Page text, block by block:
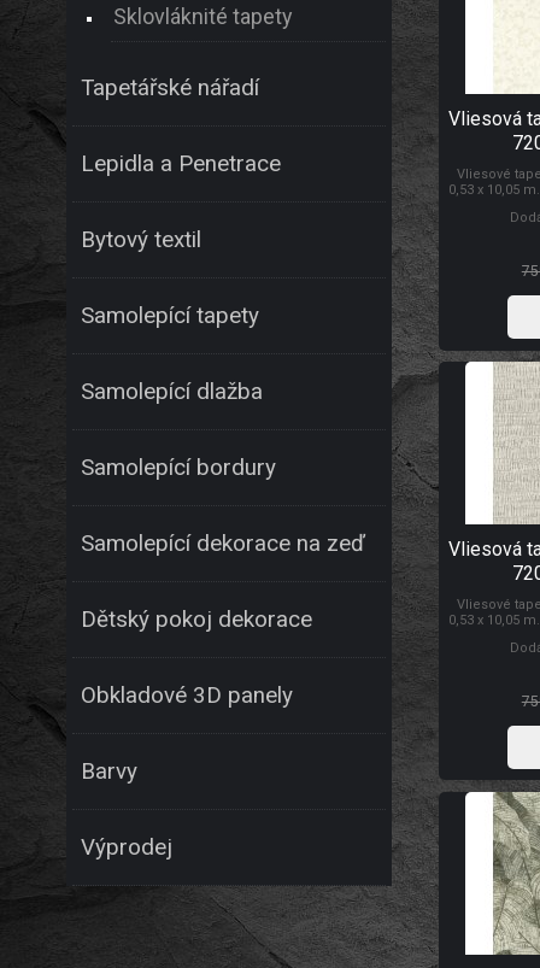
Vliesová
Vliesové
0,53 x 10,05
tapety na
Vliesová
Vliesové
0,53 x 10,05
tapety na
Sklovláknité tapety
Tapetářské nářadí
Lepidla a Penetrace
Bytový textil
Samolepící tapety
Samolepící dlažba
Samolepící bordury
Samolepící dekorace na zeď
Dětský pokoj dekorace
Obkladové 3D panely
Barvy
Výprodej